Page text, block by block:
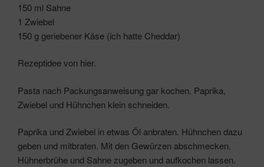
150 ml Sahne
1 Zwiebel
150 g geriebener Käse (ich hatte Cheddar)
Rezeptidee von hier.
Pasta nach Packungsanweisung gar kochen. Paprika,
Zwiebel und Hühnchen klein schneiden.
Paprika und Zwiebel in etwas Öl anbraten. Hühnchen dazu
geben und mitbraten. Mit den Gewürzen abschmecken.
Hühnerbrühe und Sahne zugeben und aufkochen lassen.